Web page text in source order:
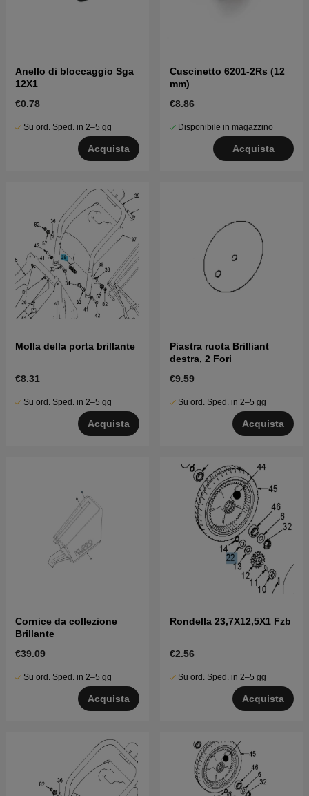
Anello di bloccaggio Sga
12X1
€0.78
Su ord. Sped. in 2–5 gg
Acquista
Cuscinetto 6201-2Rs (12
mm)
€8.86
Disponibile in magazzino
Acquista
Molla della porta brillante
€8.31
Su ord. Sped. in 2–5 gg
Acquista
Piastra ruota Brilliant
destra, 2 Fori
€9.59
Su ord. Sped. in 2–5 gg
Acquista
Cornice da collezione
Brillante
€39.09
Su ord. Sped. in 2–5 gg
Acquista
Rondella 23,7X12,5X1 Fzb
€2.56
Su ord. Sped. in 2–5 gg
Acquista